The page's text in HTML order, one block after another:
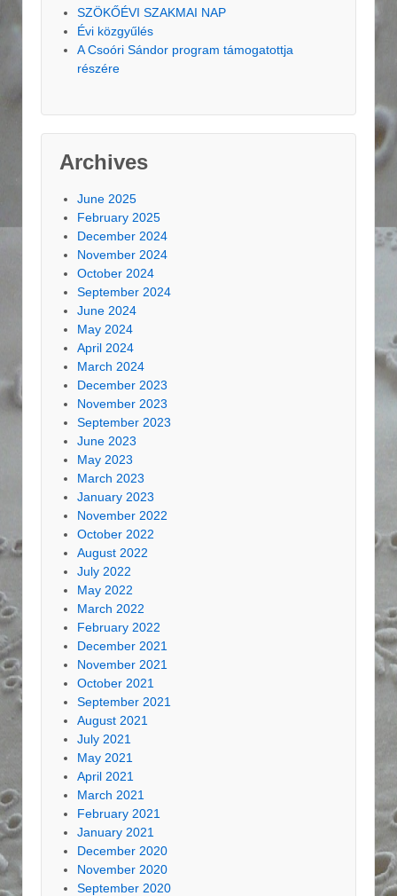
SZÖKŐÉVI SZAKMAI NAP
Évi közgyűlés
A Csoóri Sándor program támogatottja
részére
Archives
June 2025
February 2025
December 2024
November 2024
October 2024
September 2024
June 2024
May 2024
April 2024
March 2024
December 2023
November 2023
September 2023
June 2023
May 2023
March 2023
January 2023
November 2022
October 2022
August 2022
July 2022
May 2022
March 2022
February 2022
December 2021
November 2021
October 2021
September 2021
August 2021
July 2021
May 2021
April 2021
March 2021
February 2021
January 2021
December 2020
November 2020
September 2020